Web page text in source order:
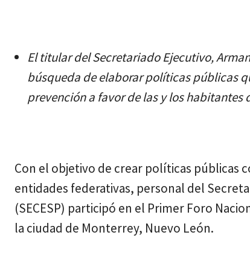
El titular del Secretariado Ejecutivo,
búsqueda de elaborar políticas públicas
prevención a favor de las y los habitantes
Con el objetivo de crear políticas públicas
entidades federativas, personal del
(SECESP) participó en el Primer Foro
la ciudad de Monterrey, Nuevo León.